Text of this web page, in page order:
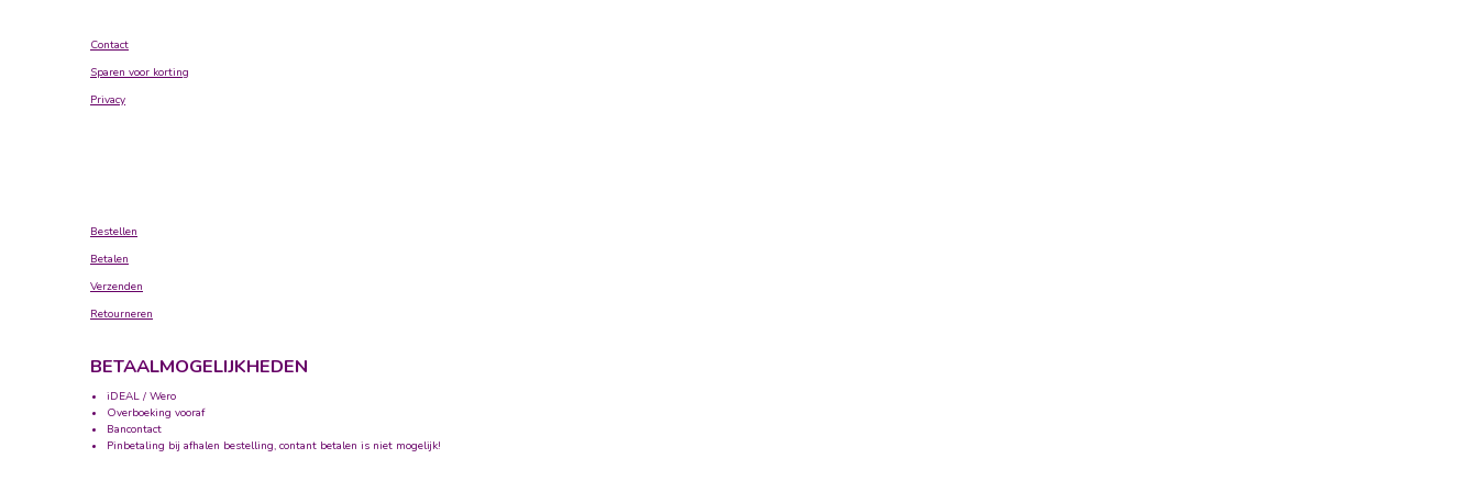
Contact
Sparen voor korting
Privacy
Bestellen
Betalen
Verzenden
Retourneren
BETAALMOGELIJKHEDEN
iDEAL / Wero
Overboeking vooraf
Bancontact
Pinbetaling bij afhalen bestelling, contant betalen is niet mogelijk!